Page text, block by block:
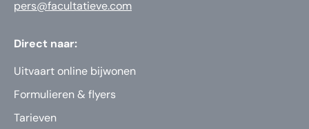
pers@facultatieve.com
Direct naar:
Uitvaart online bijwonen
Formulieren & flyers
Tarieven